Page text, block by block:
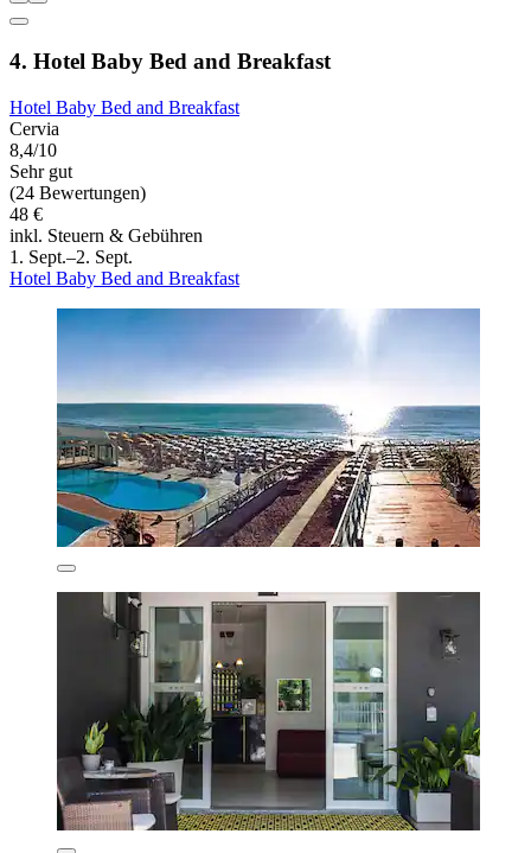
4. Hotel Baby Bed and Breakfast
Hotel Baby Bed and Breakfast
Cervia
8,4/10
Sehr gut
(24 Bewertungen)
48 €
inkl. Steuern & Gebühren
1. Sept.–2. Sept.
Hotel Baby Bed and Breakfast